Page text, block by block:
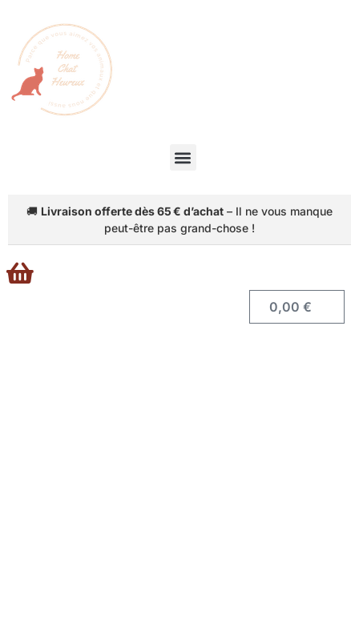
🚚 Livraison offerte dès 65 € d’achat – Il ne vous manque
peut-être pas grand-chose !
0,00€